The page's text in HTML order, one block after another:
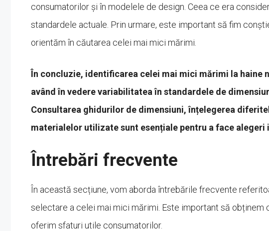
consumatorilor și în modelele de design. Ceea ce era
standardele actuale. Prin urmare, este important să fim
orientăm în căutarea celei mai mici mărimi.
În concluzie, identificarea celei mai mici mărimi la haine
având în vedere variabilitatea în standardele de
Consultarea ghidurilor de dimensiuni, înțelegerea
materialelor utilizate sunt esențiale pentru a face
Întrebări frecvente
În această secțiune, vom aborda întrebările frecvente
selectare a celei mai mici mărimi. Este important să
oferim sfaturi utile consumatorilor.